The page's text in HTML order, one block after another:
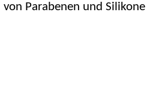
Parabenen und Silikone